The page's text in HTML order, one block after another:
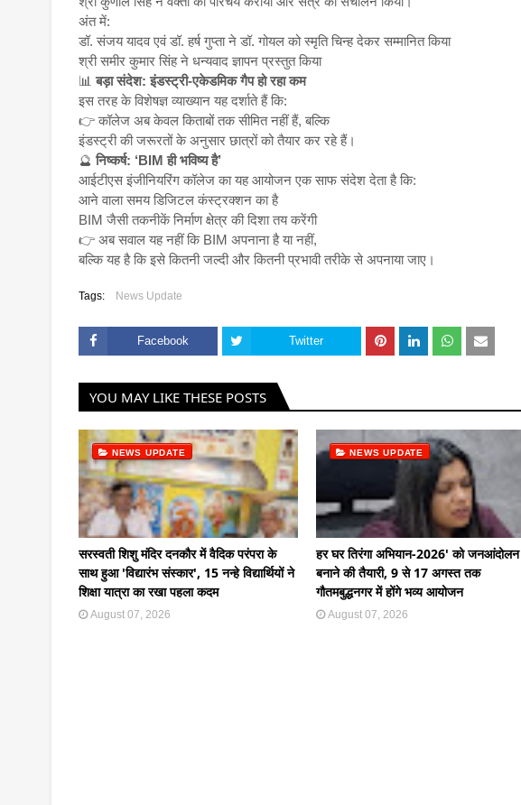
अंत में:
डॉ. संजय यादव एवं डॉ. हर्ष गुप्ता ने डॉ. गोयल को स्मृति चिन्ह देकर सम्मानित किया
श्री समीर कुमार सिंह ने धन्यवाद ज्ञापन प्रस्तुत किया
📊 बड़ा संदेश: इंडस्ट्री-एकेडमिक गैप हो रहा कम
इस तरह के विशेषज्ञ व्याख्यान यह दर्शाते हैं कि:
👉 कॉलेज अब केवल किताबों तक सीमित नहीं हैं, बल्कि
इंडस्ट्री की जरूरतों के अनुसार छात्रों को तैयार कर रहे हैं।
🔮 निष्कर्ष: ‘BIM ही भविष्य है’
आईटीएस इंजीनियरिंग कॉलेज का यह आयोजन एक साफ संदेश देता है कि:
आने वाला समय डिजिटल कंस्ट्रक्शन का है
BIM जैसी तकनीकें निर्माण क्षेत्र की दिशा तय करेंगी
👉 अब सवाल यह नहीं कि BIM अपनाना है या नहीं,
बल्कि यह है कि इसे कितनी जल्दी और कितनी प्रभावी तरीके से अपनाया जाए।
Tags: News Update
Facebook Twitter
YOU MAY LIKE THESE POSTS
NEWS UPDATE
सरस्वती शिशु मंदिर दनकौर में वैदिक परंपरा के
साथ हुआ 'विद्यारंभ संस्कार', 15 नन्हे विद्यार्थियों ने
शिक्षा यात्रा का रखा पहला कदम
August 07, 2026
NEWS UPDATE
हर घर तिरंगा अभियान-2026' को जनआंदोलन
बनाने की तैयारी, 9 से 17 अगस्त तक
गौतमबुद्धनगर में होंगे भव्य आयोजन
August 07, 2026